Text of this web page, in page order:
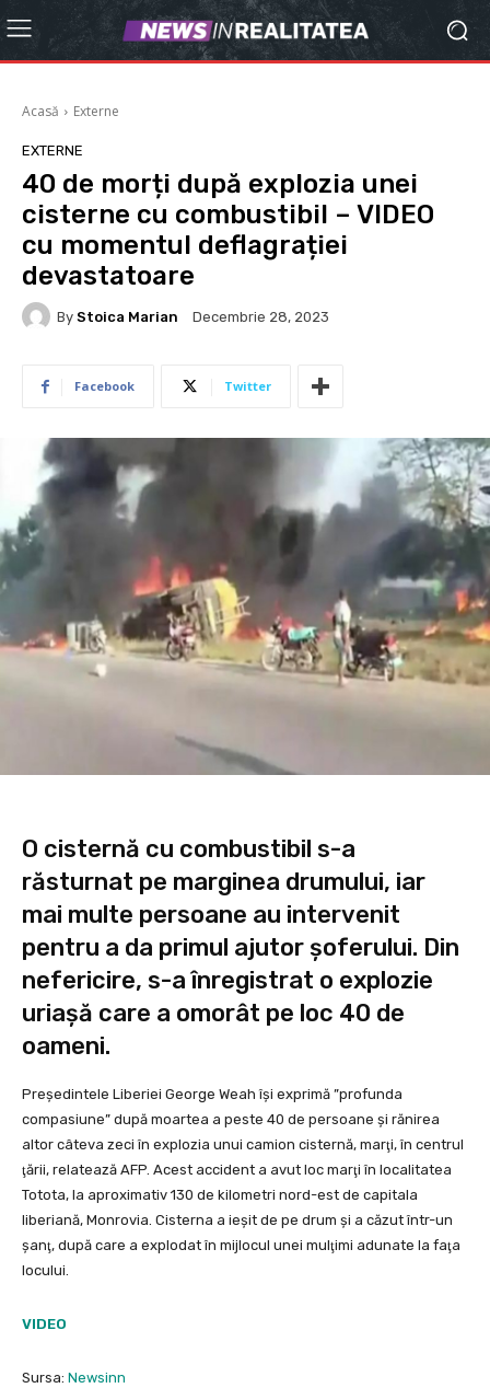
Acasă Externe
EXTERNE
40 de morți după explozia unei
cisterne cu combustibil – VIDEO
cu momentul deflagrației
devastatoare
By Stoica Marian Decembrie 28, 2023
Facebook Twitter
O cisternă cu combustibil s-a
răsturnat pe marginea drumului, iar
mai multe persoane au intervenit
pentru a da primul ajutor șoferului. Din
nefericire, s-a înregistrat o explozie
uriașă care a omorât pe loc 40 de
oameni.
Preşedintele Liberiei George Weah îşi exprimă ”profunda
compasiune” după moartea a peste 40 de persoane şi rănirea
altor câteva zeci în explozia unui camion cisternă, marţi, în centrul
ţării, relatează AFP. Acest accident a avut loc marţi în localitatea
Totota, la aproximativ 130 de kilometri nord-est de capitala
liberiană, Monrovia. Cisterna a ieşit de pe drum şi a căzut într-un
şanţ, după care a explodat în mijlocul unei mulţimi adunate la faţa
locului.
VIDEO
Sursa: Newsinn